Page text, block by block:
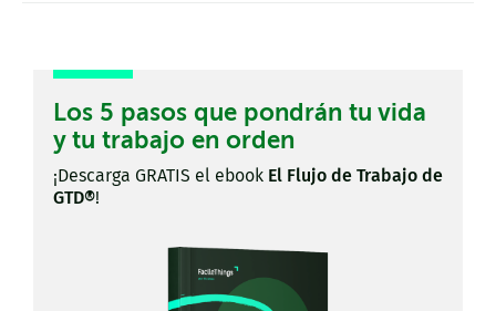
Los 5 pasos que pondrán tu vida
y tu trabajo en orden
¡Descarga GRATIS el ebook El Flujo de Trabajo de
GTD®!